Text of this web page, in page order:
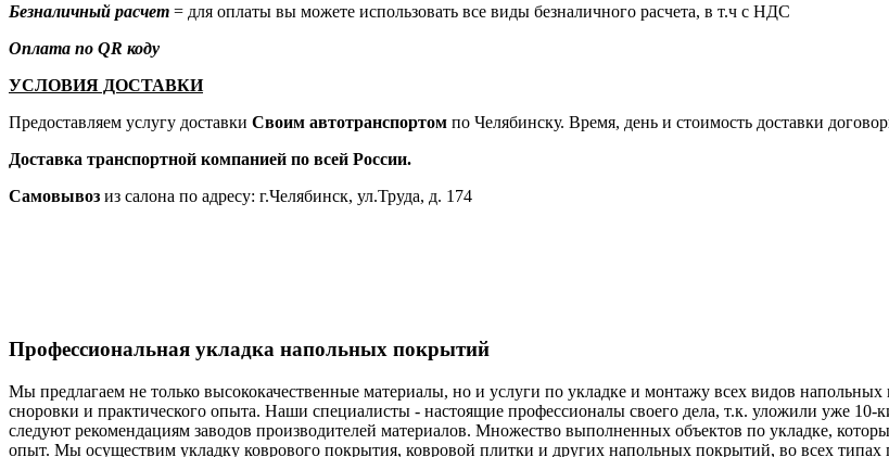
Безналичный расчет = для оплаты вы можете использовать все виды безналичного расчета, в т.ч с НДС
Оплата по QR коду
УСЛОВИЯ ДОСТАВКИ
Предоставляем услугу доставки Своим автотранспортом по Челябинску. Время, день и стоимость доставки
Доставка транспортной компанией по всей России.
Самовывоз из салона по адресу: г.Челябинск, ул.Труда, д. 174
Профессиональная укладка напольных покрытий
Мы предлагаем не только высококачественные материалы, но и услуги по укладке и монтажу всех видов
сноровки и практического опыта. Наши специалисты - настоящие профессионалы своего дела, т.к. уложили уже
следуют рекомендациям заводов производителей материалов. Множество выполненных объектов по укладке,
опыт. Мы осуществим укладку коврового покрытия, ковровой плитки и других напольных покрытий, во всех